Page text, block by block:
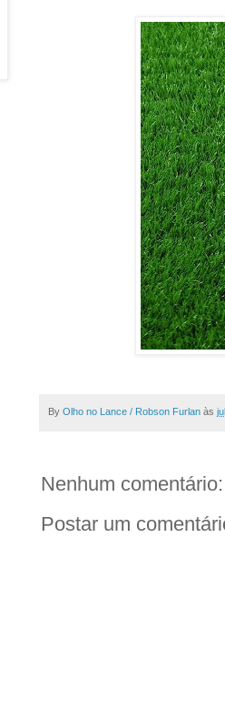
By Olho no Lance / Robson Furlan às
Nenhum comentário:
Postar um